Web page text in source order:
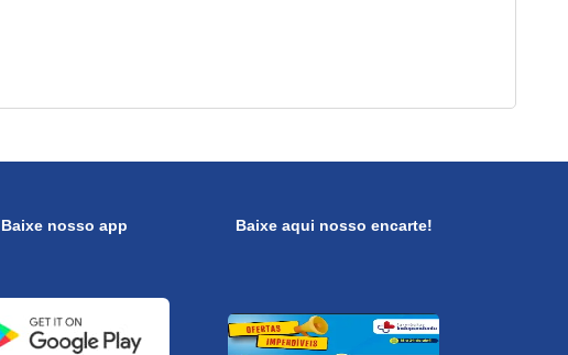
Baixe nosso app Baixe aqui nosso encarte!